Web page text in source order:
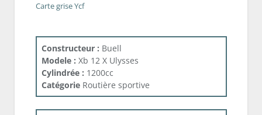
Carte grise Ycf
Constructeur : Buell
Modele : Xb 12 X Ulysses
Cylindrée : 1200cc
Catégorie Routière sportive